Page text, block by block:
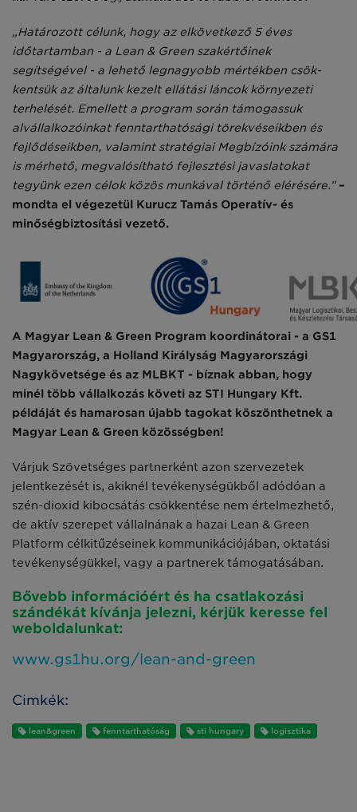
„Határozott célunk, hogy az elkövet­kező 5 éves
időtartamban - a Lean & Green szakértőinek
segítségével - a lehető legnagyobb mértékben csök­
kentsük az általunk kezelt ellátási lán­cok környezeti
terhelését. Emellett a program során támogassuk
alvállal­kozóinkat fenntarthatósági törekvé­seikben és
fejlődéseikben, valamint stratégiai Megbízóink számára
is mér­hető, megvalósítható fejlesztési ja­vaslatokat
tegyünk ezen célok közös munkával történő elérésére.” –
mond­ta el végezetül Kurucz Tamás Opera­tív- és
minőségbiztosítási vezető.
A Magyar Lean & Green Program ko­ordinátorai - a GS1
Magyarország, a Holland Királyság Magyarországi
Nagykövetsége és az MLBKT - bíznak abban, hogy
minél több vállalkozás követi az STI Hungary Kft.
példáját és hamarosan újabb tagokat köszönt­hetnek a
Magyar Lean & Green közös­ségben!
Várjuk Szövetséges partnerként azon szervezetek
jelentkezését is, akiknél tevékenységükből adódóan a
szén-dioxid kibocsátás csökkentése nem értelmezhető,
de aktív szerepet vállal­nának a hazai Lean & Green
Platform célkitűzéseinek kommunikációjában, oktatási
tevékenységükkel, vagy a partnerek támogatásában.
Bővebb információért és ha csatla­kozási
szándékát kívánja jelezni, kér­jük keresse fel
weboldalunkat:
www.gs1hu.org/lean-and-green
Cimkék:
lean&green fenntarthatóság sti hungary logisztika